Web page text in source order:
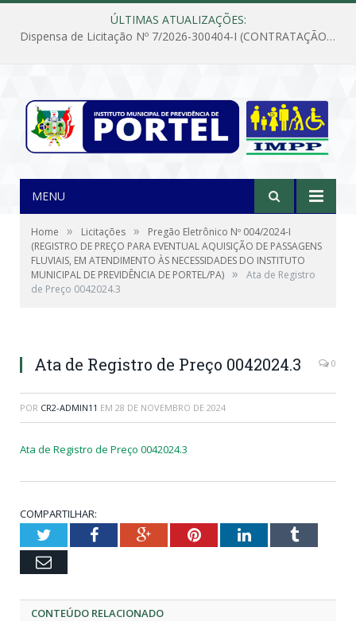
ÚLTIMAS ATUALIZAÇÕES:
Dispensa de Licitação Nº 7/2026-300404-I (CONTRATAÇÃO DE EMPRESA PARA MANUTENÇÃO E REPARAÇÃO DE APARELHOS DE AR CONDICIONADO, EM ATENDIMENTO ÀS NECESSIDADES DO INSTITUTO DE PREVIDÊNCIA MUNICIPAL DE PORTEL/PA)
MENU
Home » Licitações »
Pregão Eletrônico Nº 004/2024-I
(REGISTRO DE PREÇO PARA EVENTUAL AQUISIÇÃO DE PASSAGENS
FLUVIAIS, EM ATENDIMENTO ÀS NECESSIDADES DO INSTITUTO
MUNICIPAL DE PREVIDÊNCIA DE PORTEL/PA) »
Ata de Registro
de Preço 0042024.3
Ata de Registro de Preço 0042024.3 0
POR CR2-ADMIN11 EM 28 DE NOVEMBRO DE 2024
Ata de Registro de Preço 0042024.3
COMPARTILHAR:
TwitterFacebookGoogle+PinterestLinkedInTumblr
Email
CONTEÚDO RELACIONADO